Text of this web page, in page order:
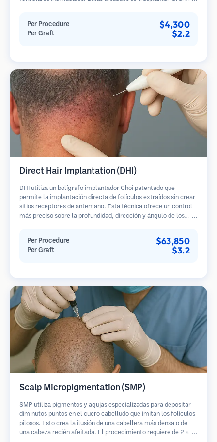
Per Procedure $4,300
Per Graft $2.2
Direct Hair Implantation (DHI)
DHI utiliza un bolígrafo implantador Choi patentado que
permite la implantación directa de folículos extraídos sin crear
sitios receptores de antemano. Esta técnica ofrece un control
más preciso sobre la profundidad, dirección y ángulo de los
Per Procedure $63,850
Per Graft $3.2
Scalp Micropigmentation (SMP)
SMP utiliza pigmentos y agujas especializadas para depositar
diminutos puntos en el cuero cabelludo que imitan los folículos
pilosos. Esto crea la ilusión de una cabellera más densa o de
una cabeza recién afeitada. El procedimiento requiere de 2 a 4